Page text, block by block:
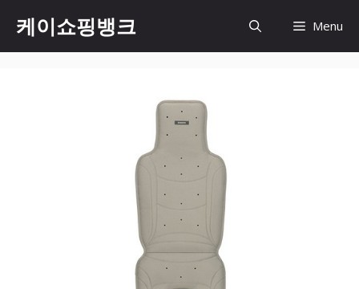
content
케이쇼핑뱅크 Menu